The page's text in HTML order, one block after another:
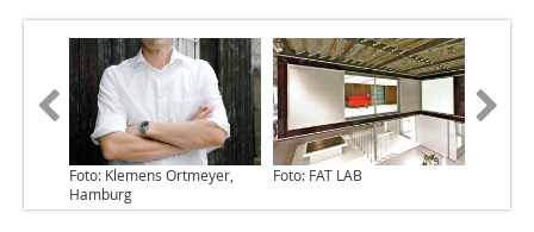
Foto: Klemens Ortmeyer,
Hamburg
Foto: FAT LAB